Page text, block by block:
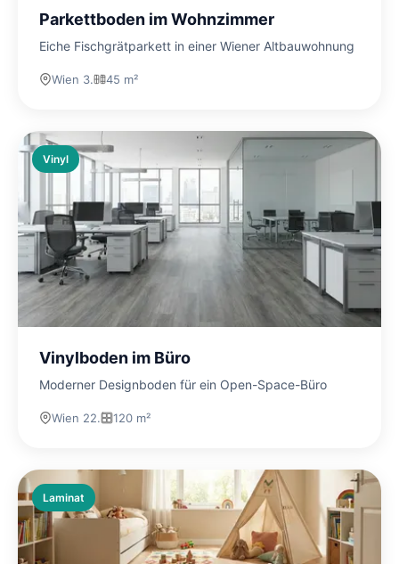
Parkettboden im Wohnzimmer
Eiche Fischgrätparkett in einer Wiener Altbauwohnung
Wien 3. 45 m²
Vinyl
Vinylboden im Büro
Moderner Designboden für ein Open-Space-Büro
Wien 22. 120 m²
Laminat